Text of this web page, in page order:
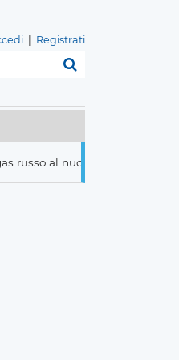
Registrati
nucleare italiani pronti a tutto